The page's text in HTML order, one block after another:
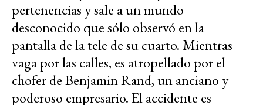
pertenencias y sale a un mundo
desconocido que sólo observó en la
pantalla de la tele de su cuarto. Mientras
vaga por las calles, es atropellado por el
chofer de Benjamin Rand, un anciano y
poderoso empresario. El accidente es